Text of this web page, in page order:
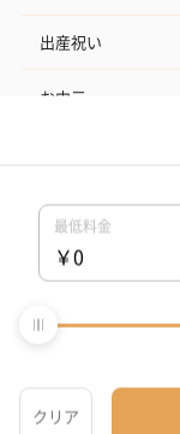
出産祝い
お中元
結婚記念日
お礼
結婚内祝い
その他のシーン